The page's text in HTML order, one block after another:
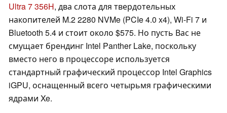
Ultra 7 356H, два слота для твердотельных
накопителей M.2 2280 NVMe (PCIe 4.0 x4), Wi-Fi 7 и
Bluetooth 5.4 и стоит около $575. Но пусть Вас не
смущает брендинг Intel Panther Lake, поскольку
вместо него в процессоре используется
стандартный графический процессор Intel Graphics
iGPU, оснащенный всего четырьмя графическими
ядрами Xe.